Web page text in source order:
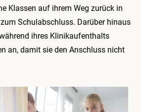
Klassen auf ihrem Weg zurück in
Schulabschluss. Darüber hinaus
ihres Klinikaufenthalts
an, damit sie den Anschluss nicht